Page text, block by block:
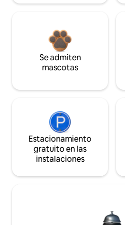
Se admiten
mascotas
Estacionamiento
gratuito en las
instalaciones